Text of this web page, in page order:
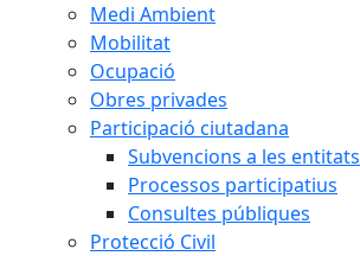
Medi Ambient
Mobilitat
Ocupació
Obres privades
Participació ciutadana
Subvencions a les entitats
Processos participatius
Consultes públiques
Protecció Civil